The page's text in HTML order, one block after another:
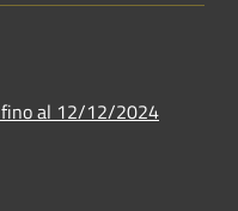
al 12/12/2024